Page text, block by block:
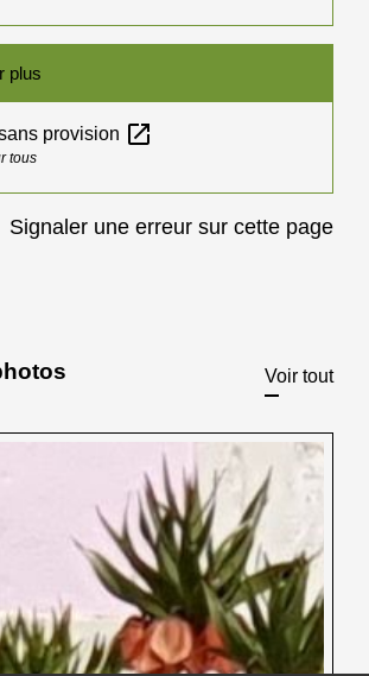
plus
provision open_in_new
tous
Signaler une erreur sur cette page
Voir tout